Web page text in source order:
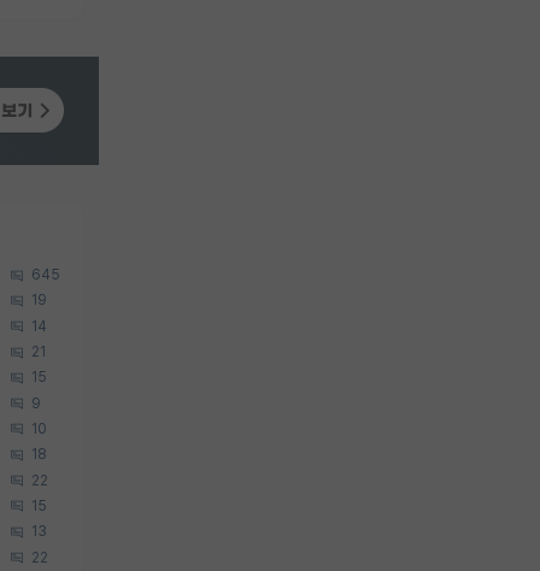
645
19
14
21
15
9
10
18
22
15
13
22